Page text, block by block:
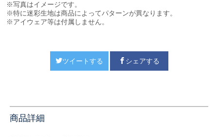
※写真はイメージです。
※特に迷彩生地は商品によってパターンが異なります。
※アイウェア等は付属しません。
ツイートする シェアする
商品詳細